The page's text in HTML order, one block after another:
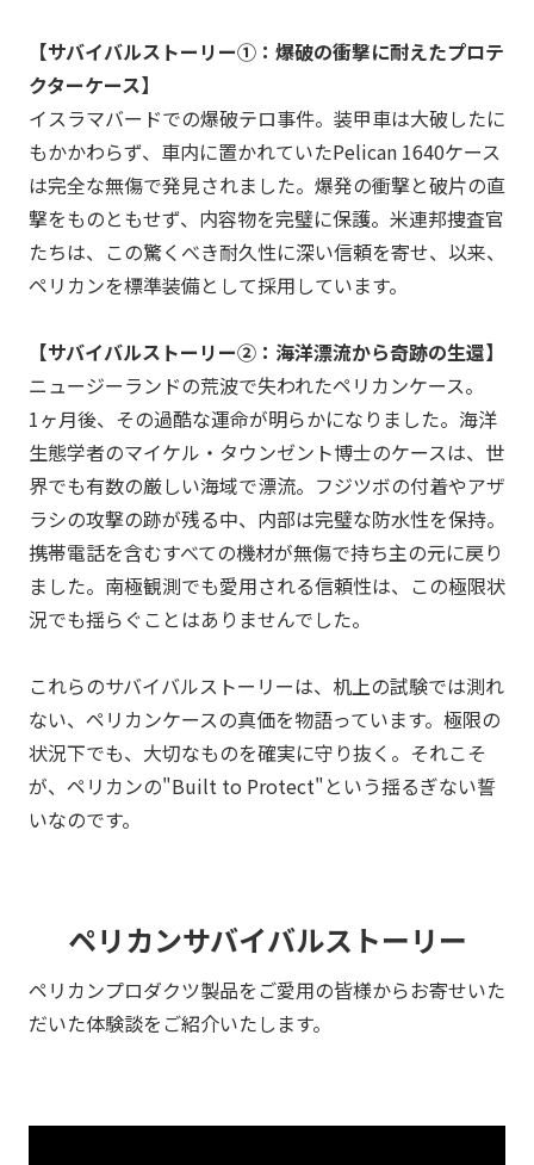
【サバイバルストーリー①：爆破の衝撃に耐えたプロテ
クターケース】
イスラマバードでの爆破テロ事件。装甲車は大破したに
もかかわらず、車内に置かれていたPelican 1640ケース
は完全な無傷で発見されました。爆発の衝撃と破片の直
撃をものともせず、内容物を完璧に保護。米連邦捜査官
たちは、この驚くべき耐久性に深い信頼を寄せ、以来、
ペリカンを標準装備として採用しています。
【サバイバルストーリー②：海洋漂流から奇跡の生還】
ニュージーランドの荒波で失われたペリカンケース。
1ヶ月後、その過酷な運命が明らかになりました。海洋
生態学者のマイケル・タウンゼント博士のケースは、世
界でも有数の厳しい海域で漂流。フジツボの付着やアザ
ラシの攻撃の跡が残る中、内部は完璧な防水性を保持。
携帯電話を含むすべての機材が無傷で持ち主の元に戻り
ました。南極観測でも愛用される信頼性は、この極限状
況でも揺らぐことはありませんでした。
これらのサバイバルストーリーは、机上の試験では測れ
ない、 ペリカンケースの真価を物語っています。極限の
状況下でも、大切なものを確実に守り抜く。それこそ
が、 ペリカンの"Built to Protect"という揺るぎない誓
いなのです。
ペリカンサバイバルストーリー
ペリカンプロダクツ製品をご愛用の皆様からお寄せいた
だいた体験談をご紹介いたします。